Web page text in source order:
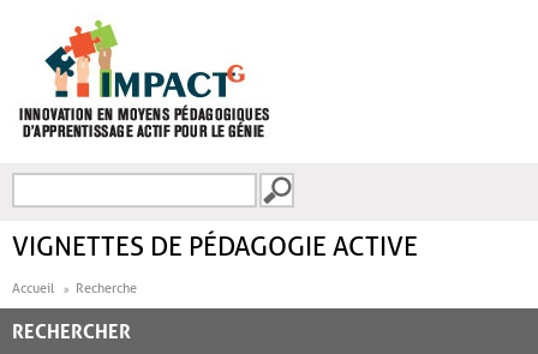
FORMULAIRE DE
VIGNETTES DE PÉDAGOGIE ACTIVE
Accueil Recherche
RECHERCHER